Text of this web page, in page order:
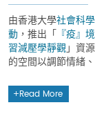
由香港大學社會科
動 ，推出「 『疫』
習減壓學靜觀」資
的空間以調節情緒
Read More